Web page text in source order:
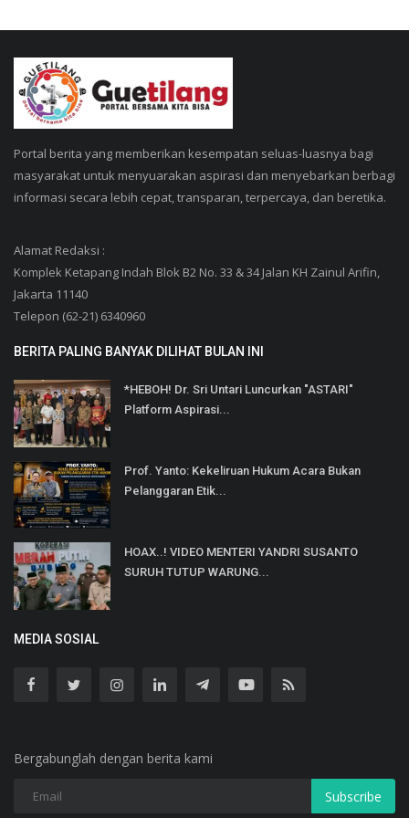
Portal berita yang memberikan kesempatan seluas-luasnya bagi
masyarakat untuk menyuarakan aspirasi dan menyebarkan berbagi
informasi secara lebih cepat, transparan, terpercaya, dan beretika.
Alamat Redaksi :
Komplek Ketapang Indah Blok B2 No. 33 & 34 Jalan KH Zainul Arifin,
Jakarta 11140
Telepon (62-21) 6340960
BERITA PALING BANYAK DILIHAT BULAN INI
*HEBOH! Dr. Sri Untari Luncurkan "ASTARI"
Platform Aspirasi...
Prof. Yanto: Kekeliruan Hukum Acara Bukan
Pelanggaran Etik...
HOAX..! VIDEO MENTERI YANDRI SUSANTO
SURUH TUTUP WARUNG...
MEDIA SOSIAL
Bergabunglah dengan berita kami
Subscribe